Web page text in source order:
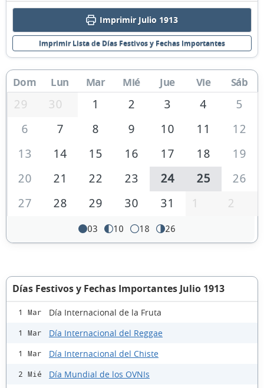
Imprimir Julio 1913
Imprimir Lista de Días Festivos y Fechas Importantes
Dom Lun Mar Mié Jue Vie Sáb
29 30 1 2 3 4
5
6
7 8 9 10 11
12
13
14 15 16 17 18
19
20
21 22 23 24 25
26
27
28 29 30 31 1 2
03 10 18 26
Días Festivos y Fechas Importantes Julio 1913
1 Mar Día Internacional de la Fruta
1 Mar Día Internacional del Reggae
1 Mar Día Internacional del Chiste
2 Mié Día Mundial de los OVNIs